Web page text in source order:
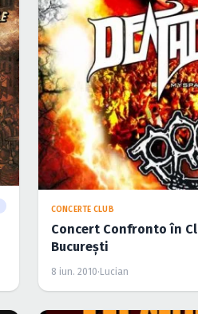
CONCERTE CLUB
Concert Confronto în
Bucureşti
8 iun. 2010·Lucian